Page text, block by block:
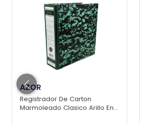
AZOR
Registrador De Carton
Marmoleado Clasico Arillo En...